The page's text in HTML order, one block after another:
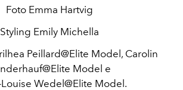
Foto Emma Hartvig
Styling Emily Michella
Peillard@Elite Model, Carolin
Model e
Wedel@Elite Model.